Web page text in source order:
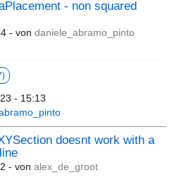
- non squared
- von daniele_abramo_pinto
- 15:13
doesnt work with a
- von alex_de_groot